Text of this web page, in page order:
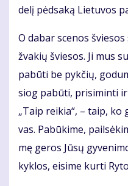
de­lį pėd­sa­ką Lie­tu­vos
O da­bar sce­nos
žva­kių švie­sos. Ji mus
pa­bū­ti be pyk­čių,
siog pa­bū­ti, pri­si­min­ti
„Taip rei­kia“, – taip,
vas. Pa­bū­ki­me,
mę ge­ros Jū­sų
kyk­los, ei­si­me kur­ti